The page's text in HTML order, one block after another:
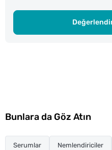
Bunlara da Göz Atın
Serumlar Nemlendiriciler